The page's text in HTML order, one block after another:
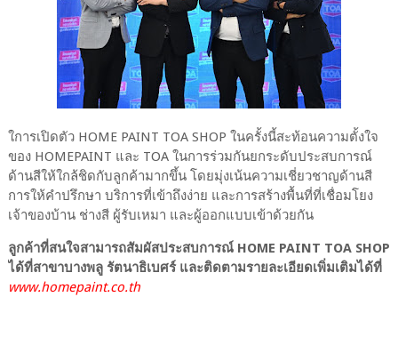
ใการเปิดตัว HOME PAINT TOA SHOP ในครั้งนี้สะท้อนความตั้งใจ
ของ HOMEPAINT และ TOA ในการร่วมกันยกระดับประสบการณ์
ด้านสีให้ใกล้ชิดกับลูกค้ามากขึ้น โดยมุ่งเน้นความเชี่ยวชาญด้านสี
การให้คำปรึกษา บริการที่เข้าถึงง่าย และการสร้างพื้นที่ที่เชื่อมโยง
เจ้าของบ้าน ช่างสี ผู้รับเหมา และผู้ออกแบบเข้าด้วยกัน
ลูกค้าที่สนใจสามารถสัมผัสประสบการณ์ HOME PAINT TOA SHOP
ได้ที่สาขาบางพลู รัตนาธิเบศร์ และติดตามรายละเอียดเพิ่มเติมได้ที่
www.homepaint.co.th